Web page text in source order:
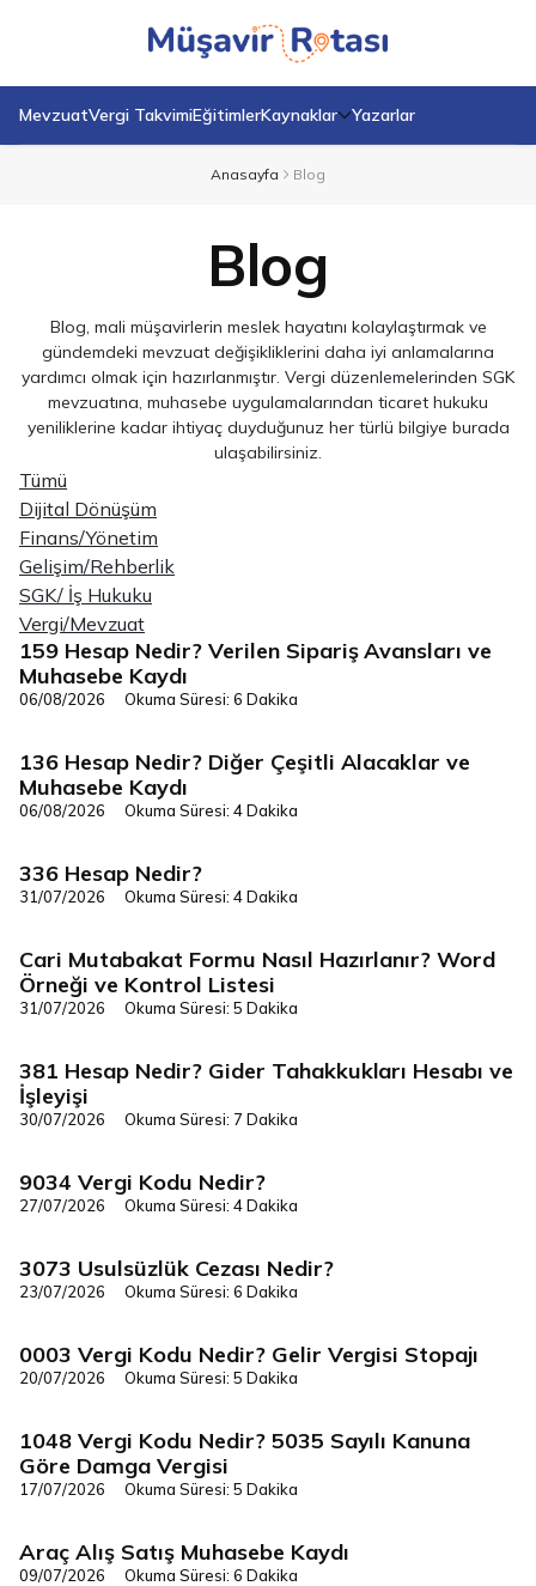
MevzuatVergi TakvimiEğitimlerKaynaklar Yazarlar
Anasayfa Blog
Blog
Blog, mali müşavirlerin meslek hayatını kolaylaştırmak ve
gündemdeki mevzuat değişikliklerini daha iyi anlamalarına
yardımcı olmak için hazırlanmıştır. Vergi düzenlemelerinden SGK
mevzuatına, muhasebe uygulamalarından ticaret hukuku
yeniliklerine kadar ihtiyaç duyduğunuz her türlü bilgiye burada
ulaşabilirsiniz.
Tümü
Dijital Dönüşüm
Finans/Yönetim
Gelişim/Rehberlik
SGK/ İş Hukuku
Vergi/Mevzuat
Vergi/Mevzuat
159 Hesap Nedir? Verilen Sipariş Avansları ve
Muhasebe Kaydı
06/08/2026 Okuma Süresi: 6 Dakika
Vergi/Mevzuat
136 Hesap Nedir? Diğer Çeşitli Alacaklar ve
Muhasebe Kaydı
06/08/2026 Okuma Süresi: 4 Dakika
Vergi/Mevzuat
336 Hesap Nedir?
31/07/2026 Okuma Süresi: 4 Dakika
Vergi/Mevzuat
Cari Mutabakat Formu Nasıl Hazırlanır? Word
Örneği ve Kontrol Listesi
31/07/2026 Okuma Süresi: 5 Dakika
Vergi/Mevzuat
381 Hesap Nedir? Gider Tahakkukları Hesabı ve
İşleyişi
30/07/2026 Okuma Süresi: 7 Dakika
Vergi/Mevzuat
9034 Vergi Kodu Nedir?
27/07/2026 Okuma Süresi: 4 Dakika
Vergi/Mevzuat
3073 Usulsüzlük Cezası Nedir?
23/07/2026 Okuma Süresi: 6 Dakika
Vergi/Mevzuat
0003 Vergi Kodu Nedir? Gelir Vergisi Stopajı
20/07/2026 Okuma Süresi: 5 Dakika
Vergi/Mevzuat
1048 Vergi Kodu Nedir? 5035 Sayılı Kanuna
Göre Damga Vergisi
17/07/2026 Okuma Süresi: 5 Dakika
Vergi/Mevzuat
Araç Alış Satış Muhasebe Kaydı
09/07/2026 Okuma Süresi: 6 Dakika